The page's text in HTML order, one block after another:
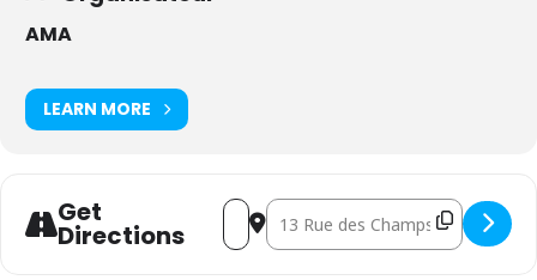
AMA
LEARN MORE
Get
Directions
Address - GT « Mémorandum
Destination Address - GT «